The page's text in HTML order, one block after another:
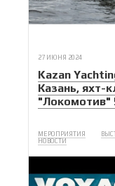
27 ИЮНЯ 2024
Kazan
Казань, яхт-
"Локомотив"
МЕРОПРИЯТИЯ
НОВОСТИ